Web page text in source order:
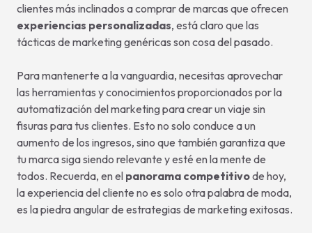
clientes más inclinados a comprar de marcas que ofrecen
experiencias personalizadas, está claro que las
tácticas de marketing genéricas son cosa del pasado.
Para mantenerte a la vanguardia, necesitas aprovechar
las herramientas y conocimientos proporcionados por la
automatización del marketing para crear un viaje sin
fisuras para tus clientes. Esto no solo conduce a un
aumento de los ingresos, sino que también garantiza que
tu marca siga siendo relevante y esté en la mente de
todos. Recuerda, en el panorama competitivode hoy,
la experiencia del cliente no es solo otra palabra de moda,
es la piedra angular de estrategias de marketing exitosas.